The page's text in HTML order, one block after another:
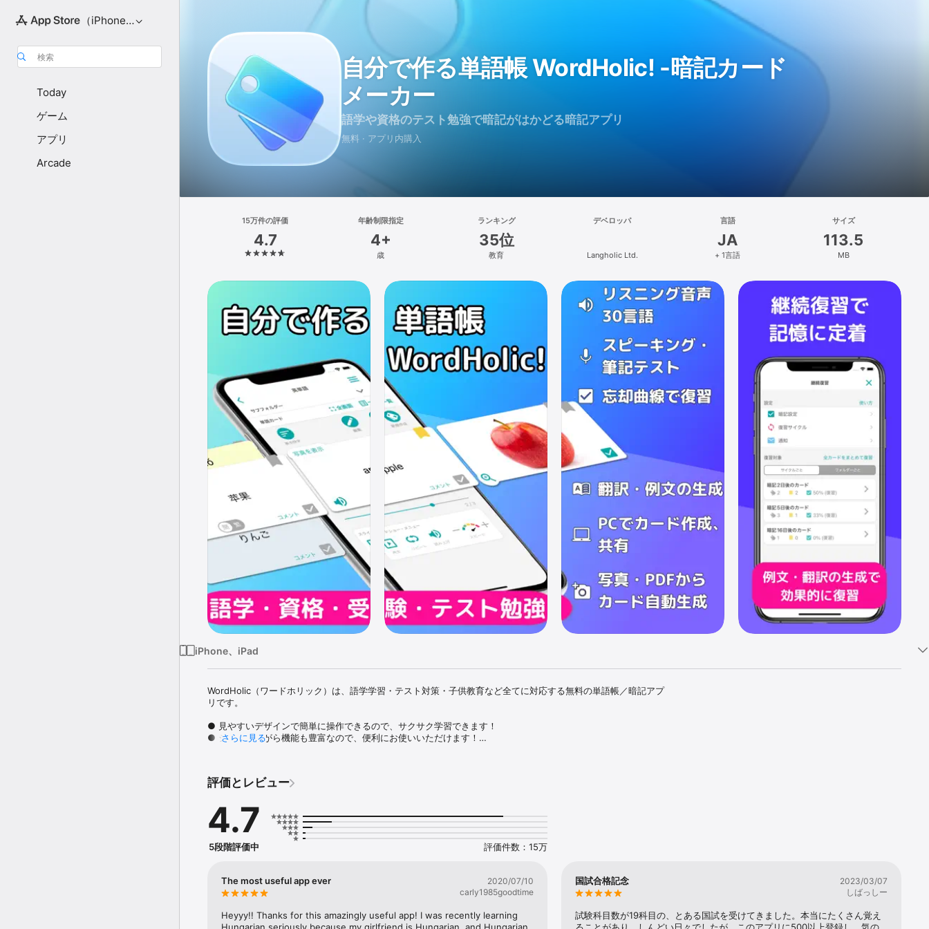
（iPhone向け）
検索
Today
ゲーム
アプリ
Arcade
自分で作る単語帳 WordHolic! -暗記カード
メーカー
語学や資格のテスト勉強で暗記がはかどる暗記アプリ
無料 · アプリ内購入
15万件の評価
4.7
年齢制限指定
4+
歳
ランキング
35位
教育
デベロッパ
Langholic Ltd.
言語
JA
+ 1言語
サイズ
113.5
MB
iPhone、iPad
WordHolic（ワードホリック）は、語学学習・テスト対策・子供教育など全てに対応する無料の単語帳／暗記アプ
リです。
● 見やすいデザインで簡単に操作できるので、サクサク学習できます！
● シンプルながら機能も豊富なので、便利にお使いいただけます！
● 書籍『国家資格キャリアコンサルタント理論家図鑑』（株式会社秀和システム新社）にてWordHolicを使って
● 集英社の雑誌「エクラ」6月号（2025年5月1日発売）の「大人の語学」特集にて、お助け語学アプリとして
WordHolicをご紹介いただきました！
● 書籍『韓国語能力試験 TOPIKⅠⅡ 必須単語6400』（株式会社秀和システム）にてWordHolicを使って韓国語を学
● アプリ紹介メディア「Appliv」にて暗記に役立つアプリランキングでWordHolicが第１位にランクインしまし
● フジテレビ「めざましテレビ」の「ここ調」（最新の受験勉強法）にてWordHolicをご紹介いただきました！
さらに見る
評価とレビュー
4.7
5段階評価中 評価件数：15万
The most useful app ever
2020/07/10
carly1985goodtime
Heyyy!! Thanks for this amazingly useful app! I was recently learning
国試合格記念
2023/03/07
しばっしー
試験科目数が19科目の、とある国試を受けてきました。本当にたくさん覚え